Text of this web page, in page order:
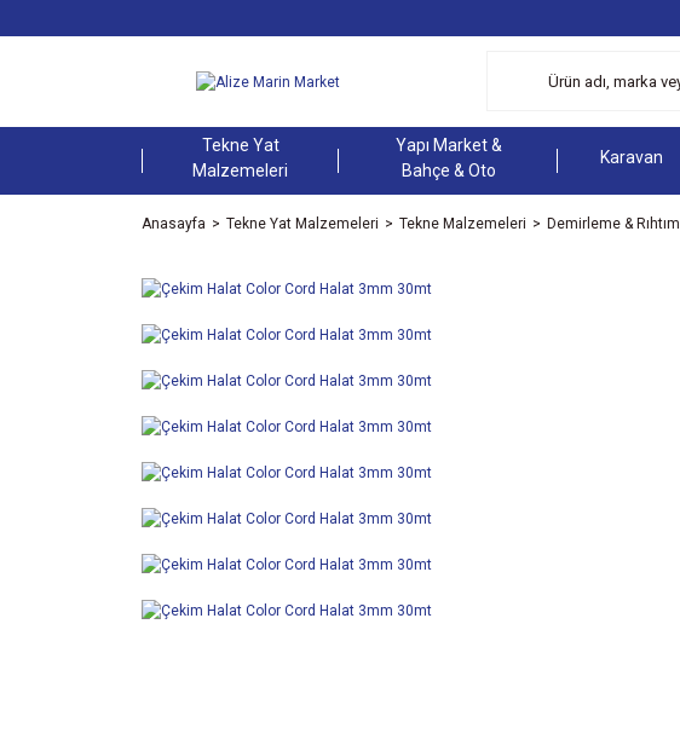
Tekne Yat
Malzemeleri
Yapı Market &
Bahçe & Oto
Karavan
Anasayfa Tekne Yat Malzemeleri Tekne Malzemeleri Demirleme & Rıhtım